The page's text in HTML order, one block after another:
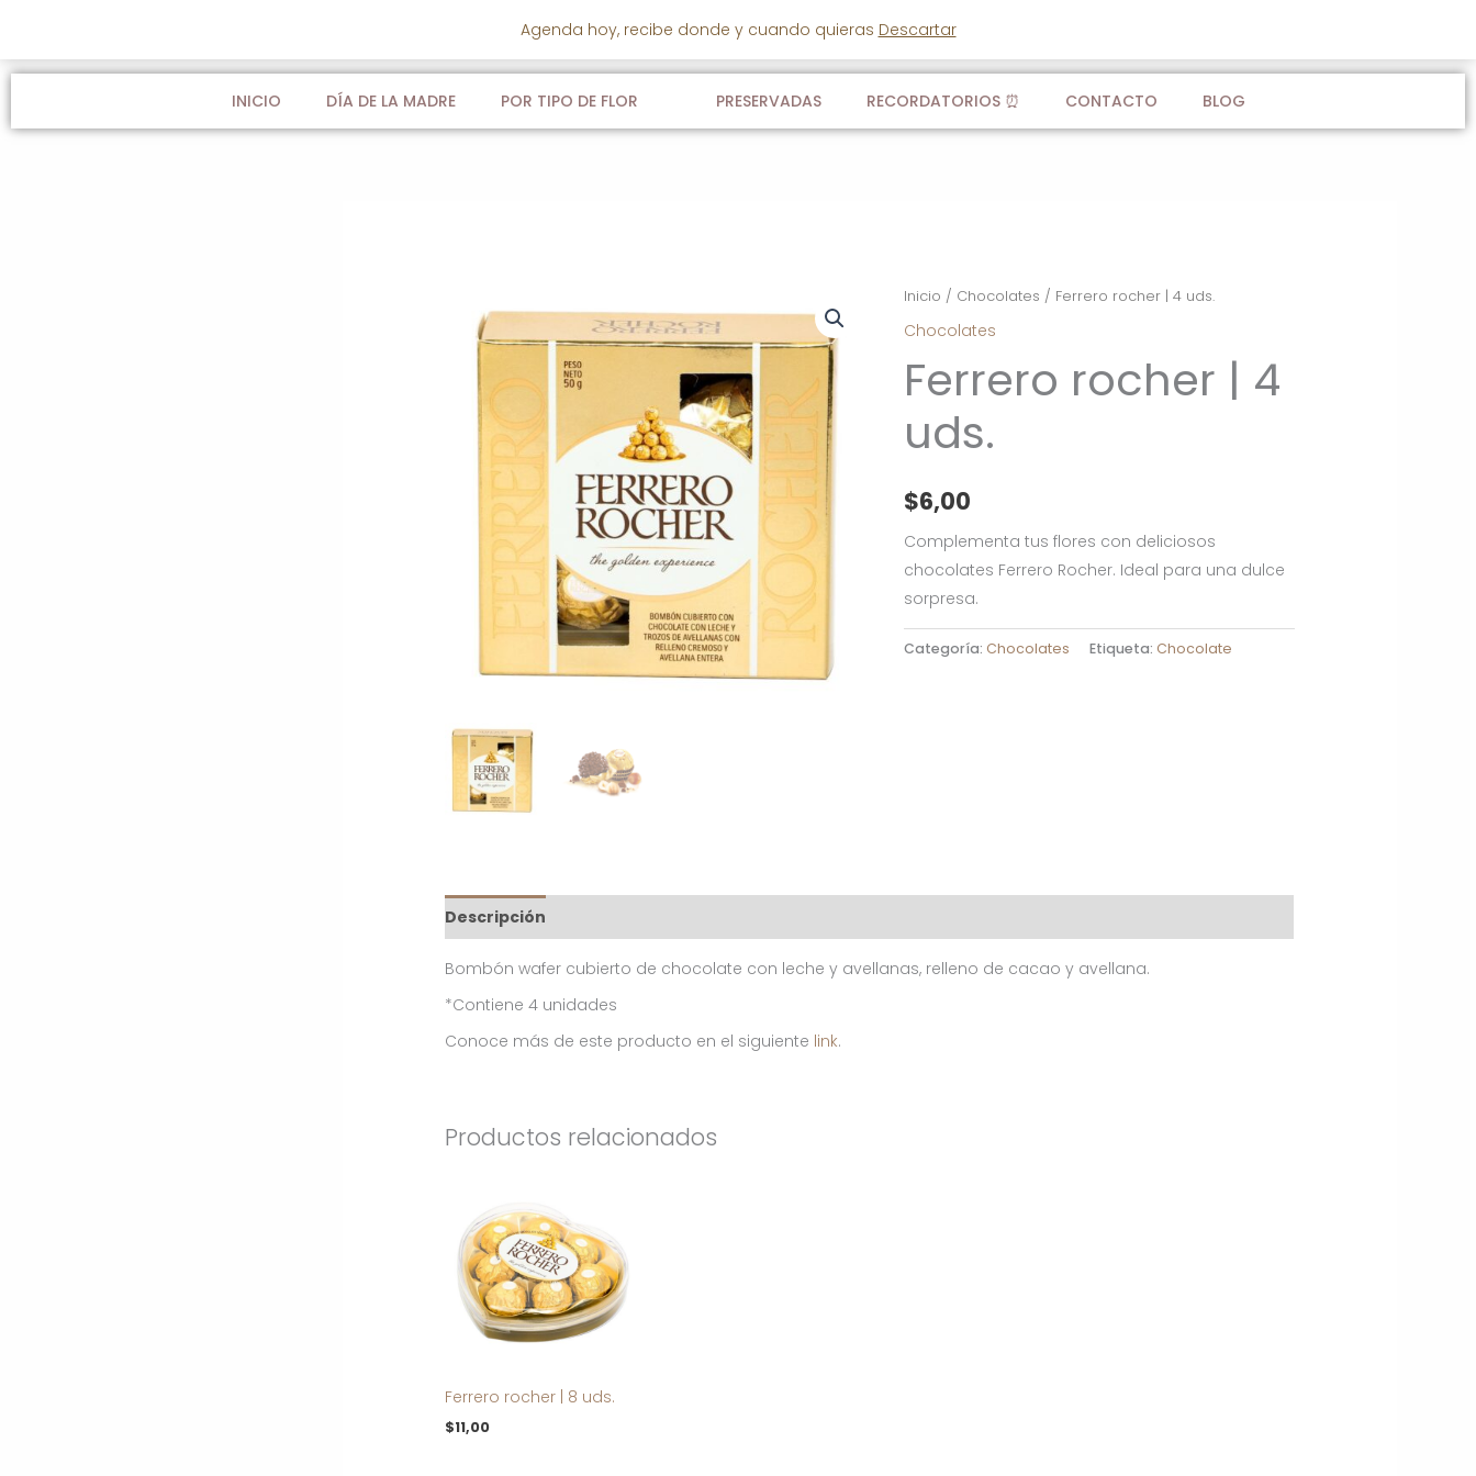
Agenda hoy, recibe donde y cuando quieras Descartar
contenido
INICIO
DÍA DE LA MADRE POR TIPO DE FLOR PRESERVADAS RECORDATORIOS ⏰ CONTACTO BLOG
Inicio / Chocolates / Ferrero rocher | 4 uds.
Chocolates
Ferrero rocher | 4
uds.
$6,00
Complementa tus flores con deliciosos
chocolates Ferrero Rocher. Ideal para una dulce
sorpresa.
Categoría: Chocolates Etiqueta: Chocolate
Descripción
Bombón wafer cubierto de chocolate con leche y avellanas, relleno de cacao y avellana.
*Contiene 4 unidades
Conoce más de este producto en el siguiente link.
Productos relacionados
Ferrero rocher | 8 uds.
$11,00